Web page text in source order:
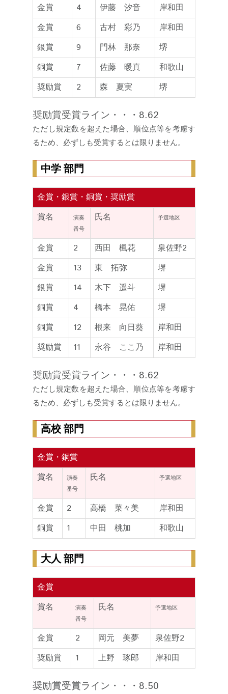
金賞 4 伊藤 汐音
岸和田
金賞
6 古村 彩乃
岸和田
銀賞
9 門林 那奈
堺
銅賞
7 佐藤 暖真
和歌山
奨励賞
2 森 夏実 堺
奨励賞受賞ライン・・・8.62
ただし規定数を超えた場合、順位点等を考慮す
るため、必ずしも受賞するとは限りません。
中学 部門
金賞・銀賞・銅賞・奨励賞
賞名
演奏
番号
氏名 予選地区
金賞 2 西田 楓花
泉佐野2
金賞
13 東 拓弥
堺
銀賞
14 木下 遥斗
堺
銅賞
4 橋本 晃佑
堺
銅賞
12 根来 向日葵
岸和田
奨励賞
11 永谷 ここ乃 岸和田
奨励賞受賞ライン・・・8.62
ただし規定数を超えた場合、順位点等を考慮す
るため、必ずしも受賞するとは限りません。
高校 部門
金賞・銅賞
賞名
演奏
番号
氏名 予選地区
金賞 2 高橋 菜々美
岸和田
銅賞
1 中田 桃加 和歌山
大人 部門
金賞
賞名
演奏
番号
氏名 予選地区
金賞 2 岡元 美夢
泉佐野2
奨励賞
1 上野 琢郎 岸和田
奨励賞受賞ライン・・・8.50